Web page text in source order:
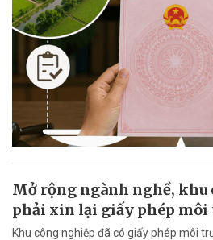
Mở rộng ngành nghề, khu
phải xin lại giấy phép môi
Khu công nghiệp đã có giấy phép môi